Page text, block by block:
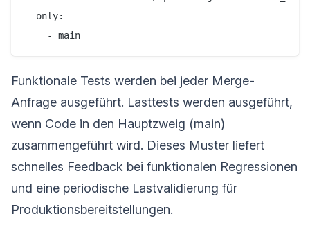
  only:
Funktionale Tests werden bei jeder Merge-
Anfrage ausgeführt. Lasttests werden ausgeführt,
wenn Code in den Hauptzweig (main)
zusammengeführt wird. Dieses Muster liefert
schnelles Feedback bei funktionalen Regressionen
und eine periodische Lastvalidierung für
Produktionsbereitstellungen.